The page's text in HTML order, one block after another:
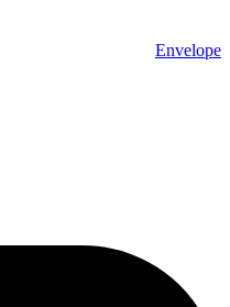
Envelope